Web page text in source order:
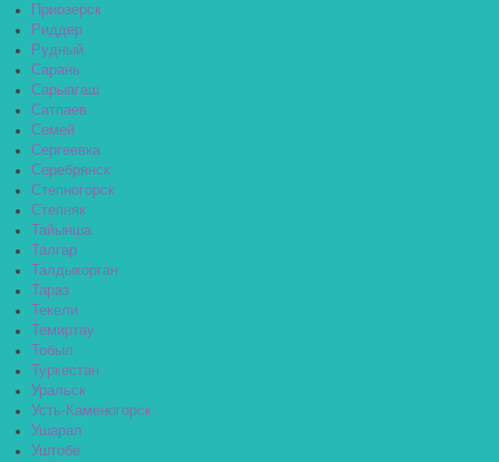
Приозерск
Риддер
Рудный
Сарань
Сарыагаш
Сатпаев
Семей
Сергеевка
Серебрянск
Степногорск
Степняк
Тайынша
Талгар
Талдыкорган
Тараз
Текели
Темиртау
Тобыл
Туркестан
Уральск
Усть-Каменогорск
Ушарал
Уштобе